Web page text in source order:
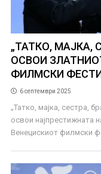
„ТАТКО, МАЈКА,
ОСВОИ
ФИЛМСКИ
6 септември 2025
„Татко, мајка, сестра,
освои најпрестижната
Венецискиот филмски